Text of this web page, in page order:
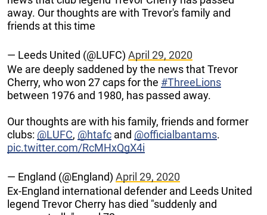
away. Our thoughts are with Trevor's family and
friends at this time
— Leeds United (@LUFC) April 29, 2020
We are deeply saddened by the news that Trevor
Cherry, who won 27 caps for the #ThreeLions
between 1976 and 1980, has passed away.
Our thoughts are with his family, friends and former
clubs: @LUFC, @htafc and @officialbantams.
pic.twitter.com/RcMHxQgX4i
— England (@England) April 29, 2020
Ex-England international defender and Leeds United
legend Trevor Cherry has died "suddenly and